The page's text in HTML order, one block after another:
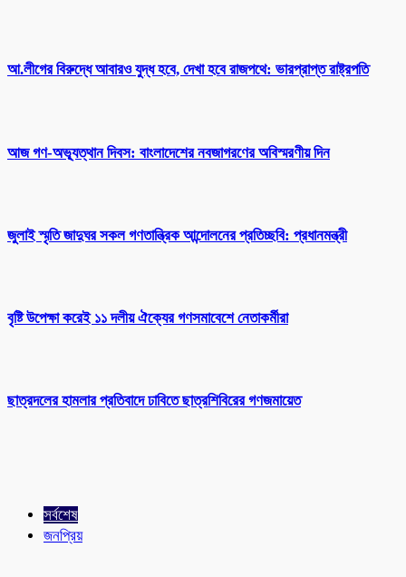
আ.লীগের বিরুদ্ধে আবারও যুদ্ধ হবে, দেখা হবে রাজপথে: ভারপ্রাপ্ত রাষ্ট্রপতি
আজ গণ-অভ্যূত্থান দিবস: বাংলাদেশের নবজাগরণের অবিস্মরণীয় দিন
জুলাই স্মৃতি জাদুঘর সকল গণতান্ত্রিক আন্দোলনের প্রতিচ্ছবি: প্রধানমন্ত্রী
বৃষ্টি উপেক্ষা করেই ১১ দলীয় ঐক্যের গণসমাবেশে নেতাকর্মীরা
ছাত্রদলের হামলার প্রতিবাদে ঢাবিতে ছাত্রশিবিরের গণজমায়েত
সর্বশেষ
জনপ্রিয়